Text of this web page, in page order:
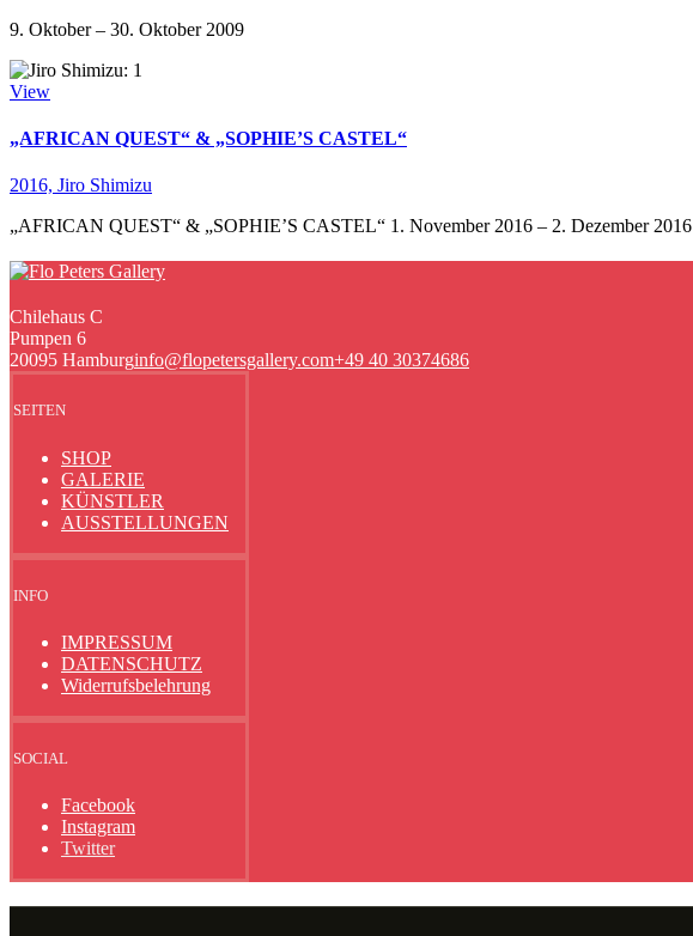
9. Oktober – 30. Oktober 2009
View
„AFRICAN QUEST“ & „SOPHIE’S CASTEL“
2016, Jiro Shimizu
„AFRICAN QUEST“ & „SOPHIE’S CASTEL“ 1. November 2016 – 2. Dezember 2016
Chilehaus C
Pumpen 6
20095 Hamburginfo@flopetersgallery.com+49 40 30374686
SEITEN
SHOP
GALERIE
KÜNSTLER
AUSSTELLUNGEN
INFO
IMPRESSUM
DATENSCHUTZ
Widerrufsbelehrung
SOCIAL
Facebook
Instagram
Twitter